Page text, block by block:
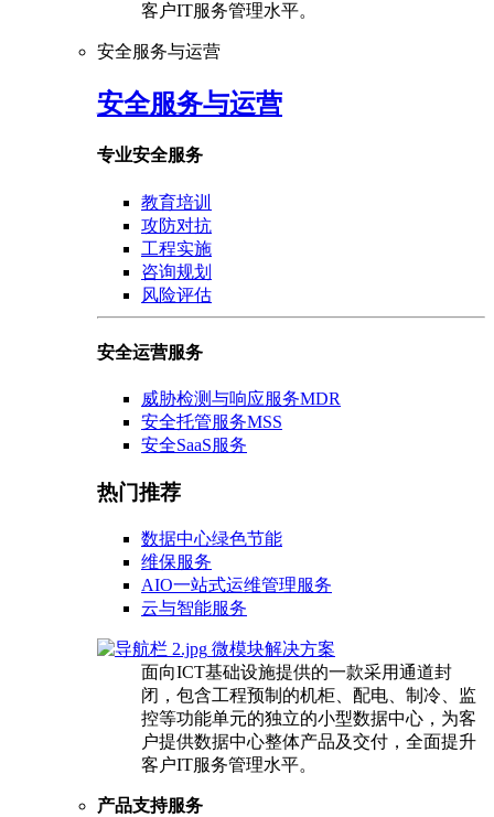
客户IT服务管理水平。
安全服务与运营
安全服务与运营
专业安全服务
教育培训
攻防对抗
工程实施
咨询规划
风险评估
安全运营服务
威胁检测与响应服务MDR
安全托管服务MSS
安全SaaS服务
热门推荐
数据中心绿色节能
维保服务
AIO一站式运维管理服务
云与智能服务
微模块解决方案
面向ICT基础设施提供的一款采用通道封
闭，包含工程预制的机柜、配电、制冷、监
控等功能单元的独立的小型数据中心，为客
户提供数据中心整体产品及交付，全面提升
客户IT服务管理水平。
产品支持服务